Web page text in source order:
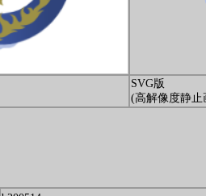
SVG版
(高解像度静止